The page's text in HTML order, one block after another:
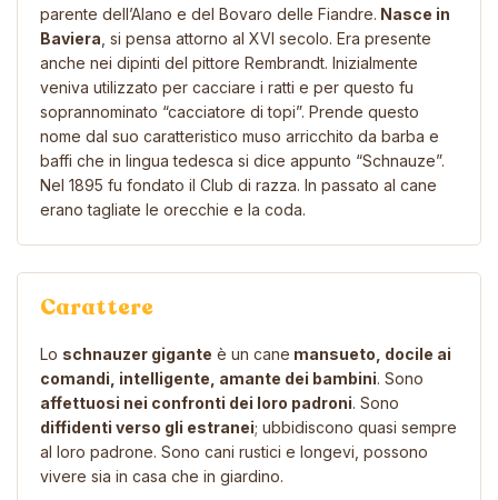
parente dell’Alano e del Bovaro delle Fiandre. Nasce in
Baviera , si pensa attorno al XVI secolo. Era presente
anche nei dipinti del pittore Rembrandt. Inizialmente
veniva utilizzato per cacciare i ratti e per questo fu
soprannominato “cacciatore di topi”. Prende questo
nome dal suo caratteristico muso arricchito da barba e
baffi che in lingua tedesca si dice appunto “Schnauze”.
Nel 1895 fu fondato il Club di razza. In passato al cane
erano tagliate le orecchie e la coda.
Carattere
Lo schnauzer gigante è un cane mansueto, docile ai
comandi, intelligente, amante dei bambini. Sono
affettuosi nei confronti dei loro padroni. Sono
diffidenti verso gli estranei; ubbidiscono quasi sempre
al loro padrone. Sono cani rustici e longevi, possono
vivere sia in casa che in giardino.